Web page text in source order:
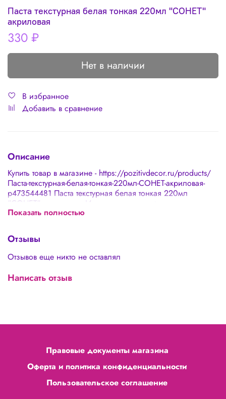
Паста текстурная белая тонкая 220мл "СОНЕТ"
акриловая
330 ₽
Нет в наличии
В избранное
Добавить в сравнение
Описание
Купить товар в магазине - https://pozitivdecor.ru/products/
Паста-текстурная-белая-тонкая-220мл-СОНЕТ-акриловая-
p473544481 Паста текстурная белая тонкая 220мл
"СОНЕТ" акриловая. Используется для формирования
объемного рельефа на любой поверхности. Наносится
прочный несмываемый водой рельеф. Высохшую
поверхность можно окрашивать красками. Объем: 220
мл.
Показать полностью
Отзывы
Отзывов еще никто не оставлял
Написать отзыв
Правовые документы магазина
Оферта и политика конфиденциальности
Пользовательское соглашение